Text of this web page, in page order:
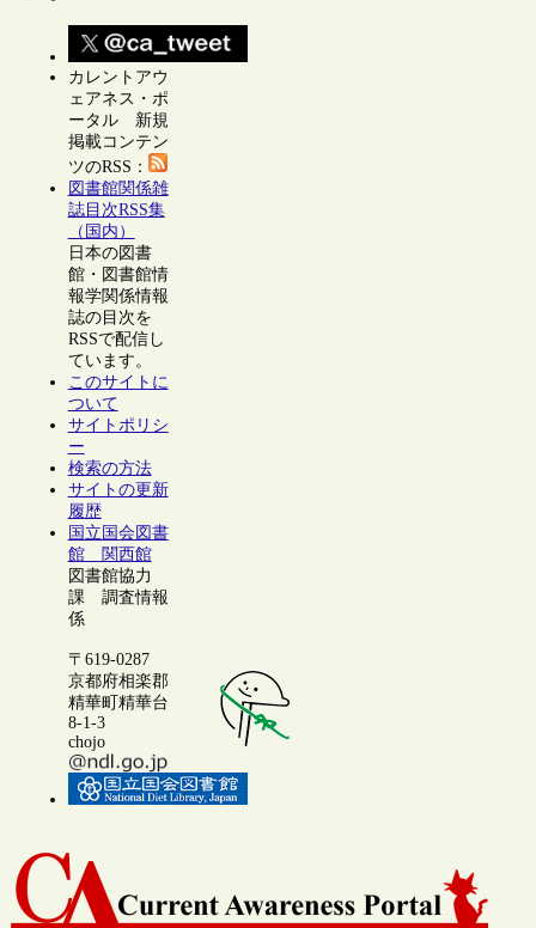
カレントアウ
ェアネス・ポ
ータル 新規
掲載コンテン
ツのRSS：
図書館関係雑
誌目次RSS集
（国内）
日本の図書
館・図書館情
報学関係情報
誌の目次を
RSSで配信し
ています。
このサイトに
ついて
サイトポリシ
ー
検索の方法
サイトの更新
履歴
国立国会図書
館 関西館
図書館協力
課 調査情報
係
〒619-0287
京都府相楽郡
精華町精華台
8-1-3
chojo